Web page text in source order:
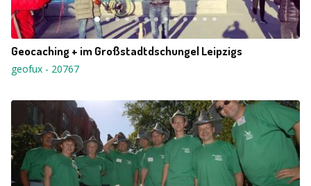
Geocaching + im Großstadtdschungel Leipzigs
geofux - 20767